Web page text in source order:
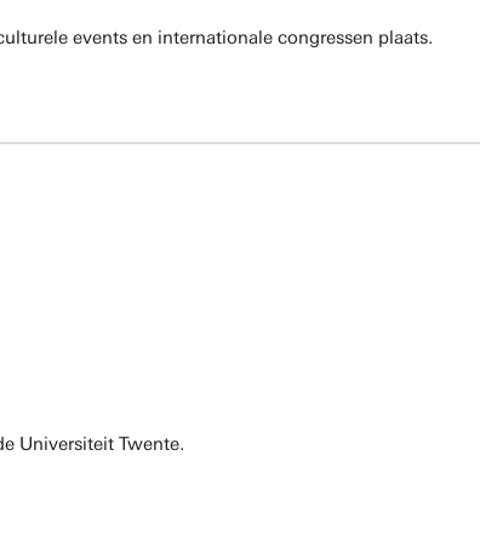
events en internationale congressen plaats.
Universiteit Twente.